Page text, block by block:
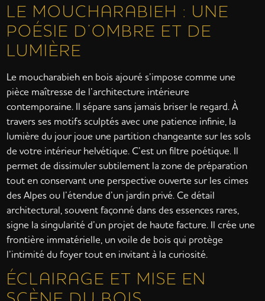
LE MOUCHARABIEH : UNE
POÉSIE D’OMBRE ET DE
LUMIÈRE
Le moucharabieh en bois ajouré s’impose comme une
pièce maîtresse de l’architecture intérieure
contemporaine. Il sépare sans jamais briser le regard. À
travers ses motifs sculptés avec une patience infinie, la
lumière du jour joue une partition changeante sur les sols
de votre intérieur helvétique. C’est un filtre poétique. Il
permet de dissimuler subtilement la zone de préparation
tout en conservant une perspective ouverte sur les cimes
des Alpes ou l’étendue d’un jardin privé. Ce détail
architectural, souvent façonné dans des essences rares,
signe la singularité d’un projet de haute facture. Il crée une
frontière immatérielle, un voile de bois qui protège
l’intimité du foyer tout en invitant à la curiosité.
ÉCLAIRAGE ET MISE EN